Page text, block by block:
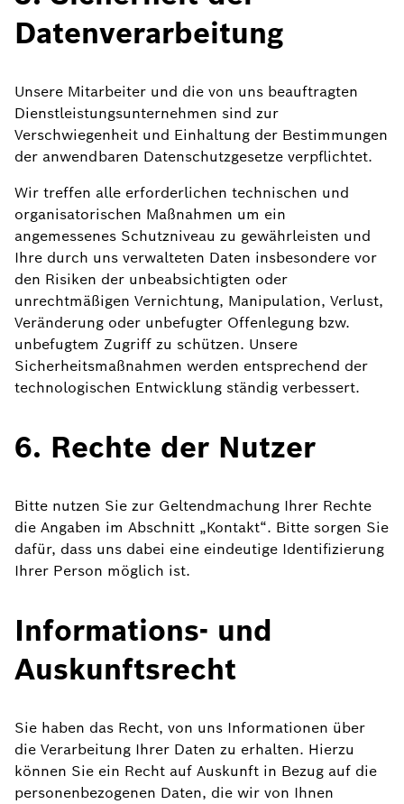
Datenverarbeitung
Unsere Mitarbeiter und die von uns beauftragten
Dienstleistungsunternehmen sind zur
Verschwiegenheit und Einhaltung der Bestimmungen
der anwendbaren Datenschutzgesetze verpflichtet.
Wir treffen alle erforderlichen technischen und
organisatorischen Maßnahmen um ein
angemessenes Schutzniveau zu gewährleisten und
Ihre durch uns verwalteten Daten insbesondere vor
den Risiken der unbeabsichtigten oder
unrechtmäßigen Vernichtung, Manipulation, Verlust,
Veränderung oder unbefugter Offenlegung bzw.
unbefugtem Zugriff zu schützen. Unsere
Sicherheitsmaßnahmen werden entsprechend der
technologischen Entwicklung ständig verbessert.
6. Rechte der Nutzer
Bitte nutzen Sie zur Geltendmachung Ihrer Rechte
die Angaben im Abschnitt „Kontakt“. Bitte sorgen Sie
dafür, dass uns dabei eine eindeutige Identifizierung
Ihrer Person möglich ist.
Informations- und
Auskunftsrecht
Sie haben das Recht, von uns Informationen über
die Verarbeitung Ihrer Daten zu erhalten. Hierzu
können Sie ein Recht auf Auskunft in Bezug auf die
personenbezogenen Daten, die wir von Ihnen